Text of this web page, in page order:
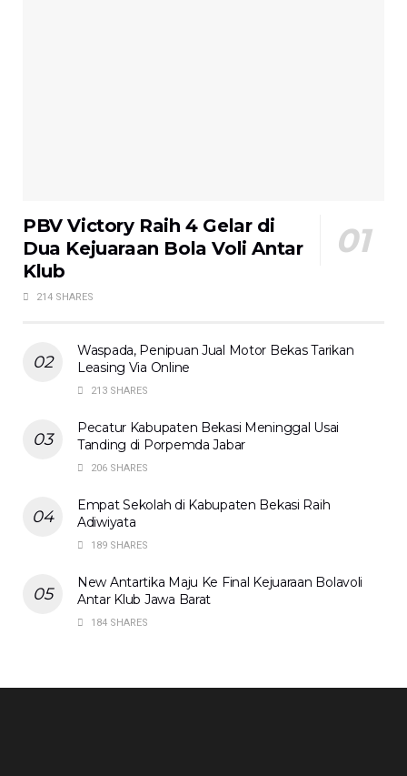
PBV Victory Raih 4 Gelar di
Dua Kejuaraan Bola Voli Antar
Klub
214 SHARES
Waspada, Penipuan Jual Motor Bekas Tarikan
Leasing Via Online
213 SHARES
Pecatur Kabupaten Bekasi Meninggal Usai
Tanding di Porpemda Jabar
206 SHARES
Empat Sekolah di Kabupaten Bekasi Raih
Adiwiyata
189 SHARES
New Antartika Maju Ke Final Kejuaraan Bolavoli
Antar Klub Jawa Barat
184 SHARES